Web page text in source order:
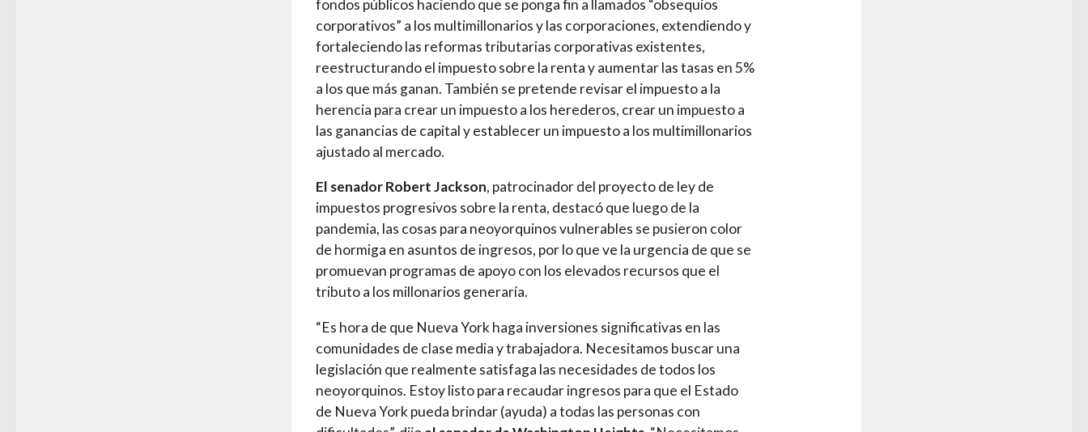
fondos públicos haciendo que se ponga fin a llamados “obsequios
corporativos” a los multimillonarios y las corporaciones, extendiendo y
fortaleciendo las reformas tributarias corporativas existentes,
reestructurando el impuesto sobre la renta y aumentar las tasas en 5%
a los que más ganan. También se pretende revisar el impuesto a la
herencia para crear un impuesto a los herederos, crear un impuesto a
las ganancias de capital y establecer un impuesto a los multimillonarios
ajustado al mercado.
El senador Robert Jackson, patrocinador del proyecto de ley de
impuestos progresivos sobre la renta, destacó que luego de la
pandemia, las cosas para neoyorquinos vulnerables se pusieron color
de hormiga en asuntos de ingresos, por lo que ve la urgencia de que se
promuevan programas de apoyo con los elevados recursos que el
tributo a los millonarios generaría.
“Es hora de que Nueva York haga inversiones significativas en las
comunidades de clase media y trabajadora. Necesitamos buscar una
legislación que realmente satisfaga las necesidades de todos los
neoyorquinos. Estoy listo para recaudar ingresos para que el Estado
de Nueva York pueda brindar (ayuda) a todas las personas con